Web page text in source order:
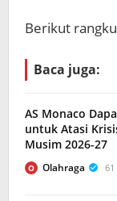
Berikut
Baca juga:
AS Monaco
untuk Atasi
Musim 2026-27
O Olahraga 61